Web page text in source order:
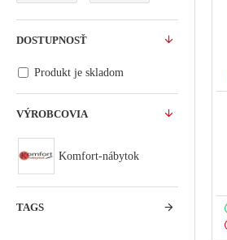
VÝROBCOVIA
Komfort-nábytok
TAGS
DOSTUPNOSŤ
Produkt je skladom